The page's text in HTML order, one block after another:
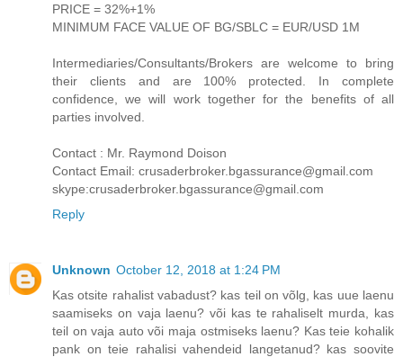
PRICE = 32%+1%
MINIMUM FACE VALUE OF BG/SBLC = EUR/USD 1M
Intermediaries/Consultants/Brokers are welcome to bring
their clients and are 100% protected. In complete
confidence, we will work together for the benefits of all
parties involved.
Contact : Mr. Raymond Doison
Contact Email: crusaderbroker.bgassurance@gmail.com
skype:crusaderbroker.bgassurance@gmail.com
Reply
Unknown October 12, 2018 at 1:24 PM
Kas otsite rahalist vabadust? kas teil on võlg, kas uue laenu
saamiseks on vaja laenu? või kas te rahaliselt murda, kas
teil on vaja auto või maja ostmiseks laenu? Kas teie kohalik
pank on teie rahalisi vahendeid langetanud? kas soovite